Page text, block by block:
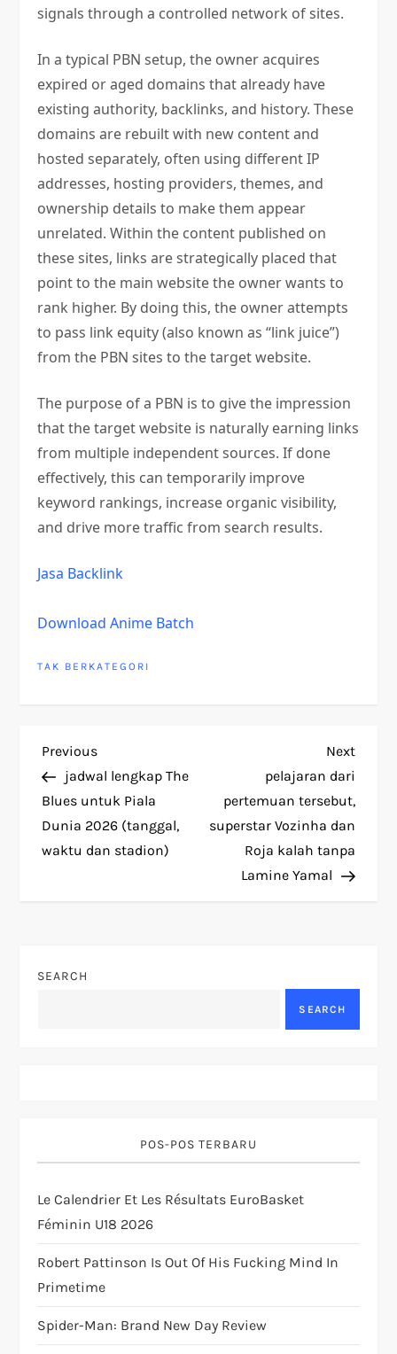
signals through a controlled network of sites.
In a typical PBN setup, the owner acquires
expired or aged domains that already have
existing authority, backlinks, and history. These
domains are rebuilt with new content and
hosted separately, often using different IP
addresses, hosting providers, themes, and
ownership details to make them appear
unrelated. Within the content published on
these sites, links are strategically placed that
point to the main website the owner wants to
rank higher. By doing this, the owner attempts
to pass link equity (also known as “link juice”)
from the PBN sites to the target website.
The purpose of a PBN is to give the impression
that the target website is naturally earning links
from multiple independent sources. If done
effectively, this can temporarily improve
keyword rankings, increase organic visibility,
and drive more traffic from search results.
Jasa Backlink
Download Anime Batch
TAK BERKATEGORI
P
o
s
a
t
i
o
n
Previous
Post
Previous
jadwal lengkap The
Blues untuk Piala
Dunia 2026 (tanggal,
waktu dan stadion)
Next
Next
pelajaran dari
pertemuan tersebut,
superstar Vozinha dan
Roja kalah tanpa
Lamine Yamal
SEARCH
SEARCH
POS-POS TERBARU
Le Calendrier Et Les Résultats EuroBasket
Féminin U18 2026
Robert Pattinson Is Out Of His Fucking Mind In
Primetime
Spider-Man: Brand New Day Review